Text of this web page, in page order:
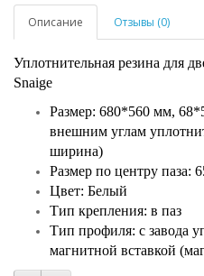
Описание Отзывы (0)
Уплотнительная резина для
Snaige
Размер: 680*560 мм,
внешним углам
ширина)
Размер по центру паза:
Цвет: Белый
Тип крепления: в паз
Тип профиля: с завода
магнитной вставкой